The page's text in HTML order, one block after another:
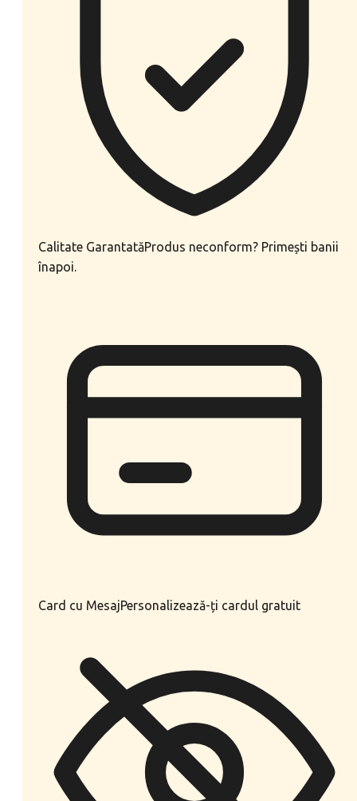
Calitate GarantatăProdus neconform? Primești banii
înapoi.
Card cu MesajPersonalizează-ți cardul gratuit